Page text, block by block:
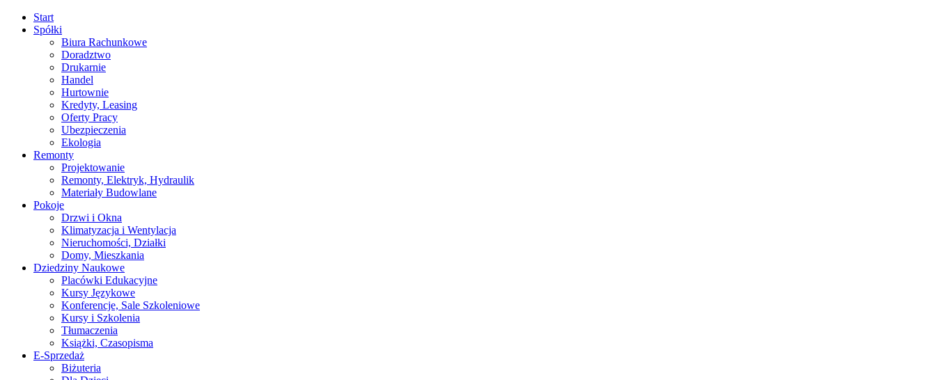
Start
Spółki
Biura Rachunkowe
Doradztwo
Drukarnie
Handel
Hurtownie
Kredyty, Leasing
Oferty Pracy
Ubezpieczenia
Ekologia
Remonty
Projektowanie
Remonty, Elektryk, Hydraulik
Materiały Budowlane
Pokoje
Drzwi i Okna
Klimatyzacja i Wentylacja
Nieruchomości, Działki
Domy, Mieszkania
Dziedziny Naukowe
Placówki Edukacyjne
Kursy Językowe
Konferencje, Sale Szkoleniowe
Kursy i Szkolenia
Tłumaczenia
Książki, Czasopisma
E-Sprzedaż
Biżuteria